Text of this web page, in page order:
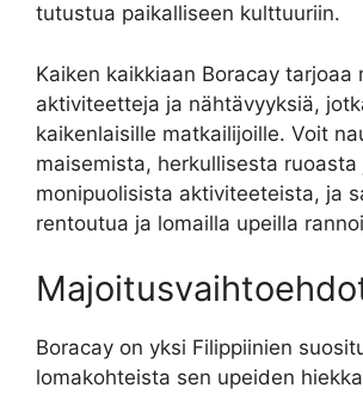
tutustua paikalliseen kulttuuriin.
Kaiken kaikkiaan Boracay tarjoaa
aktiviteetteja ja nähtävyyksiä,
kaikenlaisille matkailijoille. Voit
maisemista, herkullisesta ruoasta
monipuolisista aktiviteeteista, ja
rentoutua ja lomailla upeilla
Boracay on yksi Filippiinien
lomakohteista sen upeiden